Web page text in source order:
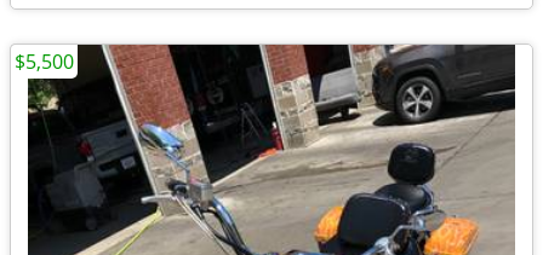
$5,500